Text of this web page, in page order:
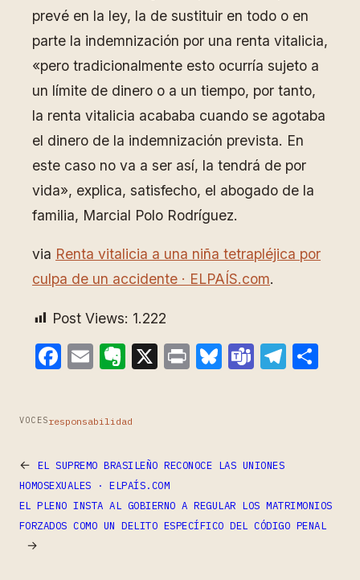
prevé en la ley, la de sustituir en todo o en
parte la indemnización por una renta vitalicia,
«pero tradicionalmente esto ocurría sujeto a
un límite de dinero o a un tiempo, por tanto,
la renta vitalicia acababa cuando se agotaba
el dinero de la indemnización prevista. En
este caso no va a ser así, la tendrá de por
vida», explica, satisfecho, el abogado de la
familia, Marcial Polo Rodríguez.
via Renta vitalicia a una niña tetrapléjica por
culpa de un accidente · ELPAÍS.com.
Post Views: 1.222
Facebook
EmailEvernote
X PrintBluesky
Teams
VOCESresponsabilidad
←
EL SUPREMO BRASILEÑO RECONOCE LAS UNIONES
HOMOSEXUALES · ELPAÍS.COM
EL PLENO INSTA AL GOBIERNO A REGULAR LOS MATRIMONIOS
FORZADOS COMO UN DELITO ESPECÍFICO DEL CÓDIGO PENAL
→